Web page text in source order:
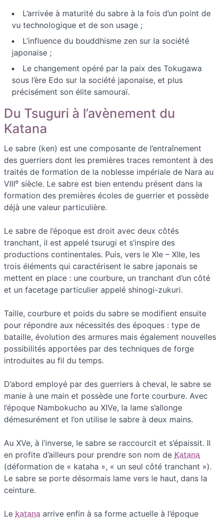
L’arrivée à maturité du sabre à la fois d’un point de
vu technologique et de son usage ;
L’influence du bouddhisme zen sur la société
japonaise ;
Le changement opéré par la paix des Tokugawa
sous l’ère Edo sur la société japonaise, et plus
précisément son élite samouraï.
Du Tsuguri à l’avènement du
Katana
Le sabre (ken) est une composante de l’entraînement
des guerriers dont les premières traces remontent à des
traités de formation de la noblesse impériale de Nara au
VIIIe siècle. Le sabre est bien entendu présent dans la
formation des premières écoles de guerrier et possède
déjà une valeur particulière.
Le sabre de l’époque est droit avec deux côtés
tranchant, il est appelé tsurugi et s’inspire des
productions continentales. Puis, vers le XIe – XIIe, les
trois éléments qui caractérisent le sabre japonais se
mettent en place : une courbure, un tranchant d’un côté
et un facetage particulier appelé shinogi-zukuri.
Taille, courbure et poids du sabre se modifient ensuite
pour répondre aux nécessités des époques : type de
bataille, évolution des armures mais également nouvelles
possibilités apportées par des techniques de forge
introduites au fil du temps.
D’abord employé par des guerriers à cheval, le sabre se
manie à une main et possède une forte courbure. Avec
l’époque Nambokucho au XIVe, la lame s’allonge
démesurément et l’on utilise le sabre à deux mains.
Au XVe, à l’inverse, le sabre se raccourcit et s’épaissit. Il
en profite d’ailleurs pour prendre son nom de Katana
(déformation de « kataha », « un seul côté tranchant »).
Le sabre se porte désormais lame vers le haut, dans la
ceinture.
Le katana arrive enfin à sa forme actuelle à l’époque